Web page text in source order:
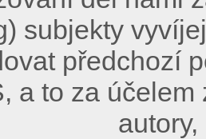
subjekty
předchozí
a to za